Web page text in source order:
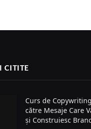
CITITE
Curs de
către Mesaje Care
și Construiesc